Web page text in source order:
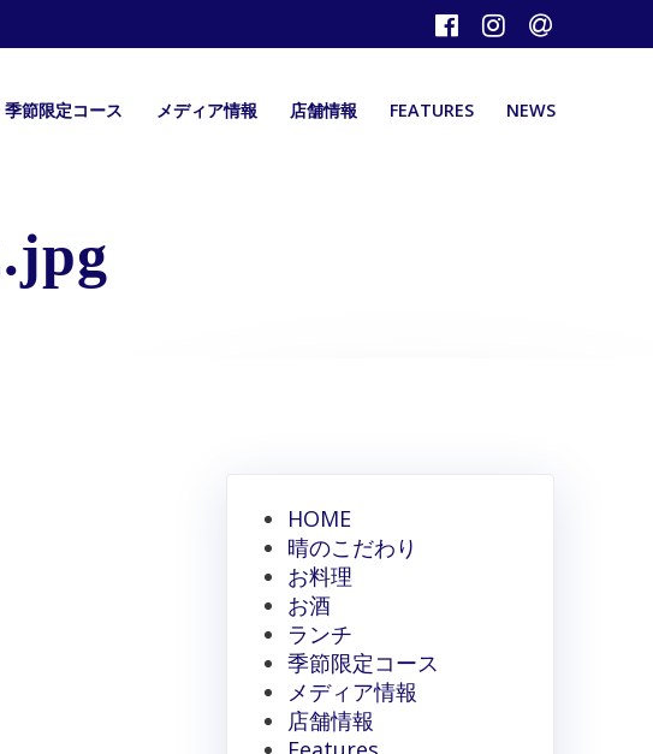
季節限定コース メディア情報 店舗情報 FEATURES NEWS
HOME
晴のこだわり
お料理
お酒
ランチ
季節限定コース
メディア情報
店舗情報